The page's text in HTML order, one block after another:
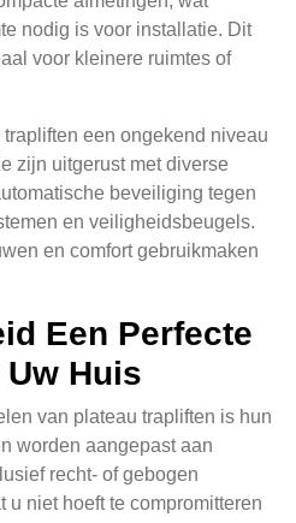
nodig is voor installatie. Dit
voor kleinere ruimtes of
een ongekend niveau
zijn uitgerust met diverse
beveiliging tegen
en veiligheidsbeugels.
en comfort gebruikmaken
Een Perfecte
Huis
van plateau trapliften is hun
worden aangepast aan
recht- of gebogen
u niet hoeft te compromitteren